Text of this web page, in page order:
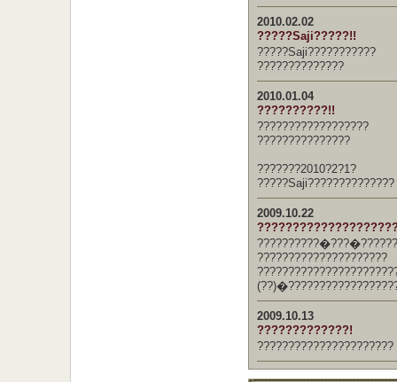
2010.02.02
?????Saji?????!!
?????Saji???????????
??????????????
2010.01.04
??????????!!
??????????????????
???????????????
???????2010?2?1?
?????Saji??????????????
2009.10.22
?????????????????????
2009.10.13
?????????????!